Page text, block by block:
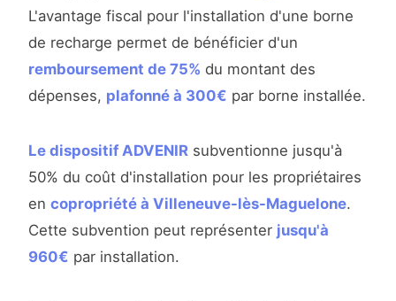
L'avantage fiscal pour l'installation d'une borne
de recharge permet de bénéficier d'un
remboursement de 75% du montant des
dépenses, plafonné à 300€ par borne installée.
Le dispositif ADVENIR subventionne jusqu'à
50% du coût d'installation pour les propriétaires
en copropriété à Villeneuve-lès-Maguelone.
Cette subvention peut représenter jusqu'à
960€ par installation.